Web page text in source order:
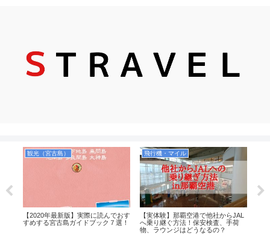
観光（宮古島）
【2020年最新版】実際に読んでおす
すめする宮古島ガイドブック７選！
飛行機・マイル
【実体験】那覇空港で他社からJAL
へ乗り継ぐ方法！保安検査、手荷
物、ラウンジはどうなるの？